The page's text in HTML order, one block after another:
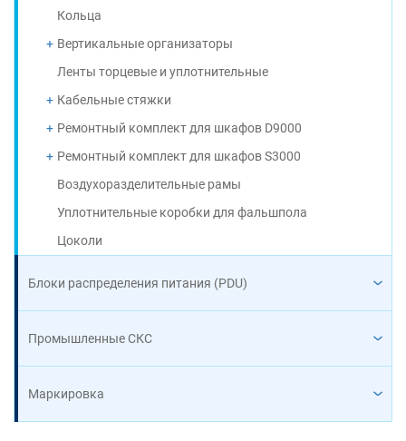
Кольца
Вертикальные организаторы
Ленты торцевые и уплотнительные
Кабельные стяжки
Ремонтный комплект для шкафов D9000
Ремонтный комплект для шкафов S3000
Воздухоразделительные рамы
Уплотнительные коробки для фальшпола
Цоколи
Блоки распределения питания (PDU)
Промышленные СКС
Маркировка